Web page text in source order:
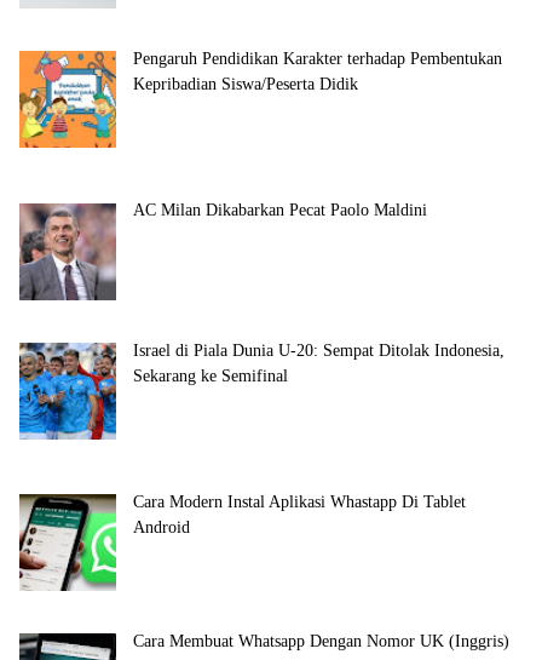
Pengaruh Pendidikan Karakter terhadap Pembentukan
Kepribadian Siswa/Peserta Didik
AC Milan Dikabarkan Pecat Paolo Maldini
Israel di Piala Dunia U-20: Sempat Ditolak Indonesia,
Sekarang ke Semifinal
Cara Modern Instal Aplikasi Whastapp Di Tablet
Android
Cara Membuat Whatsapp Dengan Nomor UK (Inggris)